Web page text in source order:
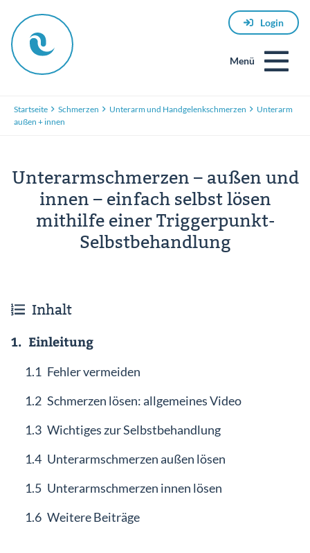
Login
E-
Menü
Startseite Schmerzen Unterarm und Handgelenkschmerzen
Unterarm
außen + innen
Unterarmschmerzen – außen und
innen – einfach selbst lösen
mithilfe einer Triggerpunkt-
Selbstbehandlung
Inhalt
1. Einleitung
1.1 Fehler vermeiden
1.2 Schmerzen lösen: allgemeines Video
1.3 Wichtiges zur Selbstbehandlung
1.4 Unterarmschmerzen außen lösen
1.5 Unterarmschmerzen innen lösen
1.6 Weitere Beiträge